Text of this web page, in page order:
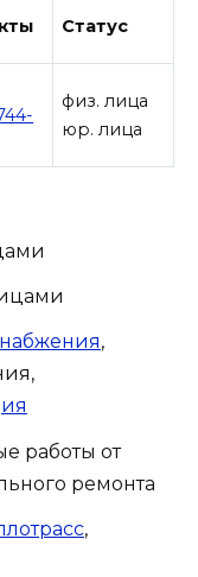
Статус
физ. лица
юр. лица
,
работы от
ремонта
,